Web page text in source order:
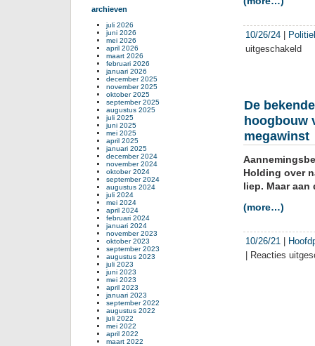
10/26/24
uitgeschakeldvoor
wil
haar
de
De
hoogbouw
megawinst
Holding over
liep. Maar
(more…)
10/26/21
Reacties
archieven
juli 2026
juni 2026
mei 2026
april 2026
maart 2026
februari 2026
januari 2026
december 2025
november 2025
oktober 2025
september 2025
augustus 2025
juli 2025
juni 2025
mei 2025
april 2025
januari 2025
december 2024
november 2024
oktober 2024
september 2024
augustus 2024
juli 2024
mei 2024
april 2024
februari 2024
januari 2024
november 2023
oktober 2023
september 2023
augustus 2023
juli 2023
juni 2023
mei 2023
april 2023
januari 2023
september 2022
augustus 2022
juli 2022
mei 2022
april 2022
maart 2022